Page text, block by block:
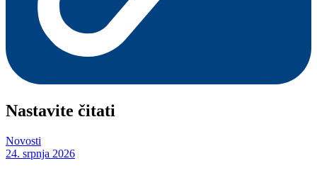
Nastavite čitati
Novosti
24. srpnja 2026